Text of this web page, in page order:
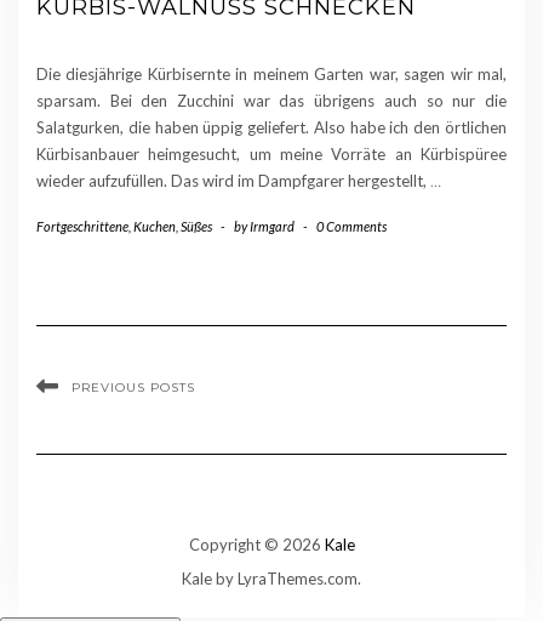
KÜRBIS-WALNUSS SCHNECKEN
Die diesjährige Kürbisernte in meinem Garten war, sagen wir mal,
sparsam. Bei den Zucchini war das übrigens auch so nur die
Salatgurken, die haben üppig geliefert. Also habe ich den örtlichen
Kürbisanbauer heimgesucht, um meine Vorräte an Kürbispüree
wieder aufzufüllen. Das wird im Dampfgarer hergestellt, …
Fortgeschrittene Kuchen Süßes - byIrmgard - 0 Comments
PREVIOUS POSTS
Copyright © 2026 Kale
Kaleby LyraThemes.com.